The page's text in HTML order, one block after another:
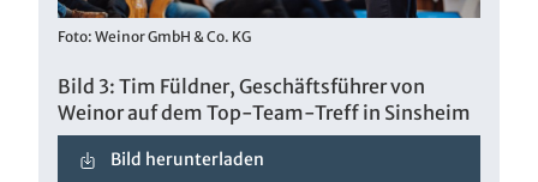
Foto: Weinor GmbH & Co. KG
Bild 3: Tim Füldner, Geschäftsführer von
Weinor auf dem Top-Team-Treff in Sinsheim
Bild herunterladen